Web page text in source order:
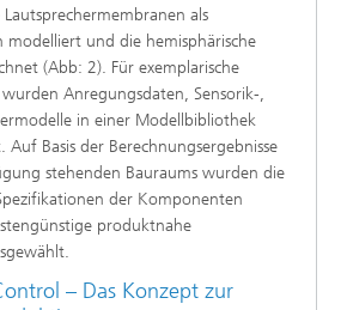
als
modelliert und die hemisphärische
(Abb: 2). Für exemplarische
Anregungsdaten, Sensorik-,
in einer Modellbibliothek
Auf Basis der Berechnungsergebnisse
stehenden Bauraums wurden die
der Komponenten
produktnahe
– Das Konzept zur